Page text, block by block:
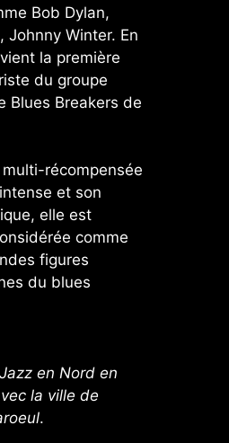
Bob Dylan,
Johnny Winter. En
la première
du groupe
Blues Breakers de
récompensée
et son
elle est
comme
figures
du blues
en Nord en
la ville de
.